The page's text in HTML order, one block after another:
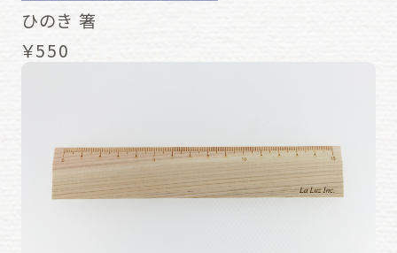
ひのき 箸
￥550